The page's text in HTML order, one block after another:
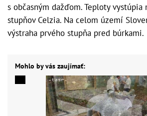
s občasným dažďom. Teploty vystúpia
stupňov Celzia. Na celom území
výstraha prvého stupňa pred búrkami.
Mohlo by vás zaujímať: